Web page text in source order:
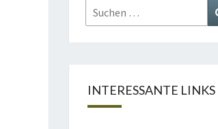
Suchen
nach:
INTERESSANTE LINKS